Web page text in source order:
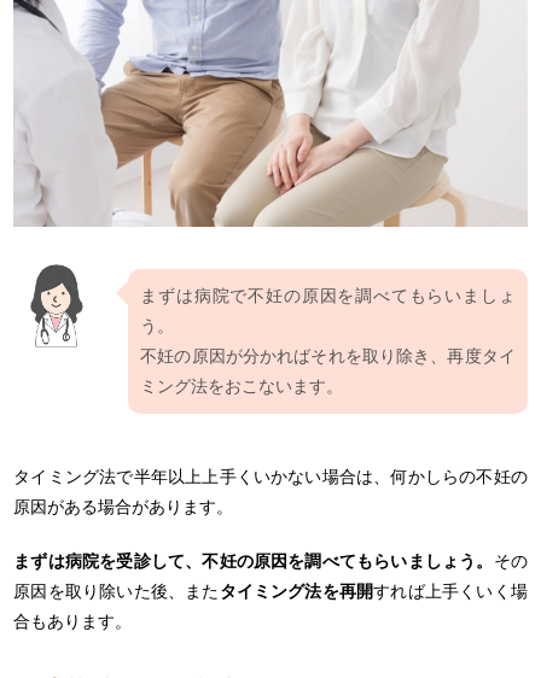
まずは病院で不妊の原因を調べてもらいましょ
う。
不妊の原因が分かればそれを取り除き、再度タイ
ミング法をおこないます。
タイミング法で半年以上上手くいかない場合は、何かしらの不妊の
原因がある場合があります。
まずは病院を受診して、不妊の原因を調べてもらいましょう。 その
原因を取り除いた後、またタイミング法を再開すれば上手くいく場
合もあります。